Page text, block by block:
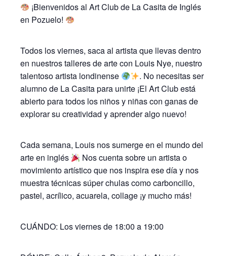
¡Bienvenidos al Art Club de La Casita de Inglés
en Pozuelo!
Todos los viernes, saca al artista que llevas dentro
en nuestros talleres de arte con Louis Nye, nuestro
talentoso artista londinense
. No necesitas ser
alumno de La Casita para unirte ¡El Art Club está
abierto para todos los niños y niñas con ganas de
explorar su creatividad y aprender algo nuevo!
Cada semana, Louis nos sumerge en el mundo del
arte en inglés
Nos cuenta sobre un artista o
movimiento artístico que nos inspira ese día y nos
muestra técnicas súper chulas como carboncillo,
pastel, acrílico, acuarela, collage ¡y mucho más!
CUÁNDO: Los viernes de 18:00 a 19:00